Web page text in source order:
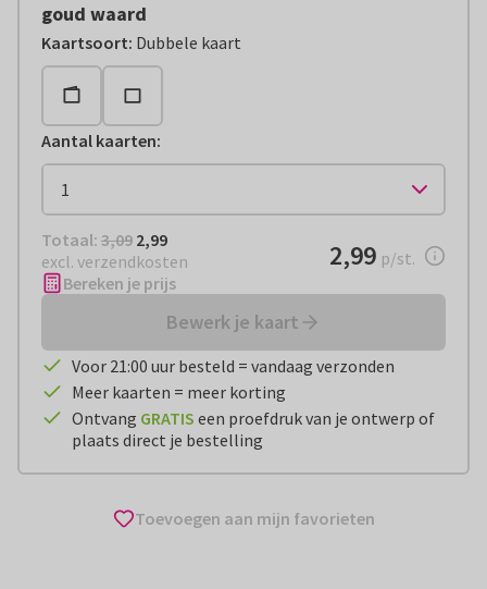
goud waard
Kaartsoort: Dubbele kaart
Aantal kaarten:
Totaal: € 2,99
Totaal: 3,09 2,99
excl. verzendkosten
€ 2,99per stuk
2,99 p/st.
Bereken je prijs
Bewerk je kaart
Voor 21:00 uur besteld = vandaag verzonden
Meer kaarten = meer korting
Ontvang GRATIS een proefdruk van je ontwerp of
plaats direct je bestelling
Toevoegen aan mijn favorieten